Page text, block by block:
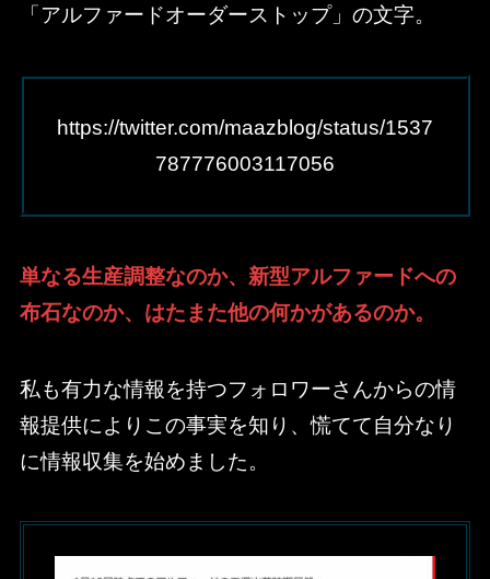
「アルファードオーダーストップ」の文字。
https://twitter.com/maazblog/status/1537
787776003117056
単なる生産調整なのか、新型アルファードへの
布石なのか、はたまた他の何かがあるのか。
私も有力な情報を持つフォロワーさんからの情
報提供によりこの事実を知り、慌てて自分なり
に情報収集を始めました。